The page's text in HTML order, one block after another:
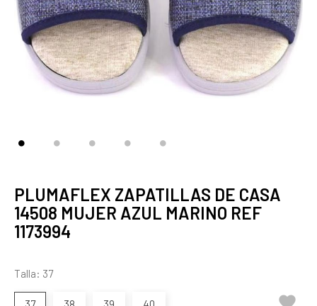
PLUMAFLEX ZAPATILLAS DE CASA
14508 MUJER AZUL MARINO REF
1173994
Talla: 37